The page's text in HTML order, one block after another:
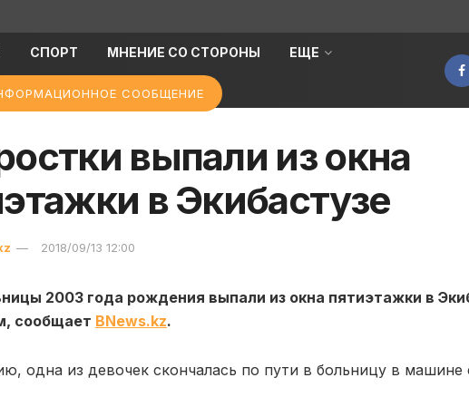
СПОРТ МНЕНИЕ СО СТОРОНЫ ЕЩЕ
СООБЩЕНИЕ
выпали из окна
в Экибастузе
2018/09/13 12:00
2003 года рождения выпали из окна пятиэтажки в
сообщает BNews.kz.
одна из девочек скончалась по пути в больницу в